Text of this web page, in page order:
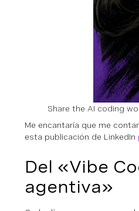
Share the AI coding
Me encantaría que me
esta publicación de LinkedIn
Del «Vibe
agentiva»